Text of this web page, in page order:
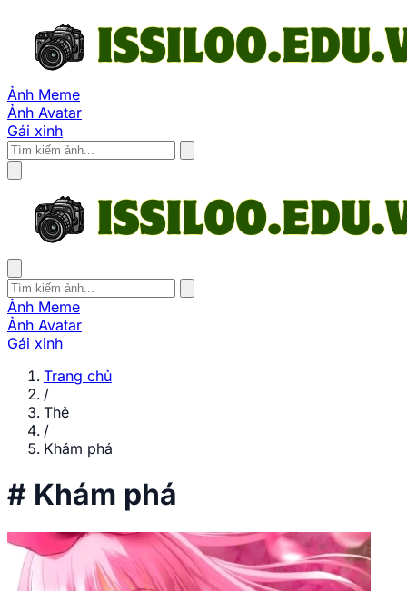
Ảnh Meme
Ảnh Avatar
Gái xinh
Ảnh Meme
Ảnh Avatar
Gái xinh
Trang chủ
/
Thẻ
/
Khám phá
# Khám phá